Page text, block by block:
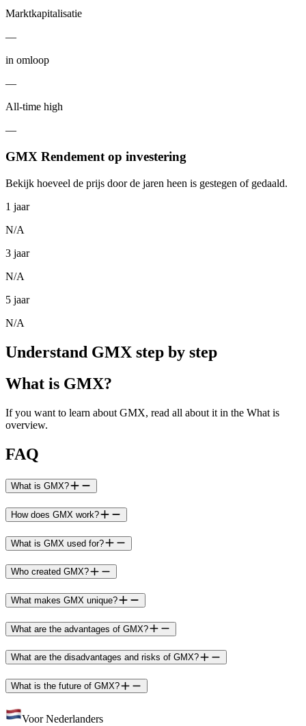
Marktkapitalisatie
—
in omloop
—
All-time high
—
GMX Rendement op investering
Bekijk hoeveel de prijs door de jaren heen is gestegen of gedaald.
1 jaar
N/A
3 jaar
N/A
5 jaar
N/A
Understand GMX step by step
What is GMX?
If you want to learn about GMX, read all about it in the What is
overview.
FAQ
What is GMX?
How does GMX work?
What is GMX used for?
Who created GMX?
What makes GMX unique?
What are the advantages of GMX?
What are the disadvantages and risks of GMX?
What is the future of GMX?
Voor Nederlanders